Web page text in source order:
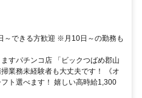
できる方歓迎 ※月10日～の勤務も
すパチンコ店 「ビックつばめ郡山
業務未経験者も大丈夫です！ 《オ
ト選べます！ 嬉しい高時給1,300